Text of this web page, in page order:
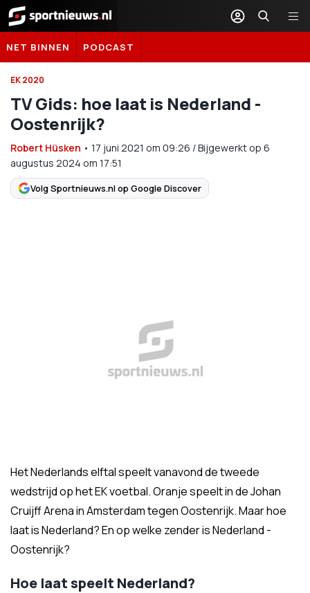
Sportnieuws.nl
NET BINNEN PODCAST
EK 2020
TV Gids: hoe laat is Nederland -
Oostenrijk?
Robert Hüsken • 17 juni 2021 om 09:26 /Bijgewerkt op 6
augustus 2024 om 17:51
Volg Sportnieuws.nl op Google Discover
Het Nederlands elftal speelt vanavond de tweede
wedstrijd op het EK voetbal. Oranje speelt in de Johan
Cruijff Arena in Amsterdam tegen Oostenrijk. Maar hoe
laat is Nederland? En op welke zender is Nederland -
Oostenrijk?
Hoe laat speelt Nederland?